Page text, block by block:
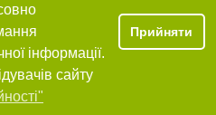
інформації.
сайту
Прийняти